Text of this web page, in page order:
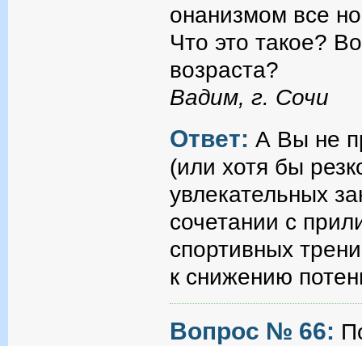
онанизмом все
Что это такое?
возраста?
Вадим, г. Сочи
Ответ: А Вы не
(или хотя бы
увлекательных
сочетании с
спортивных
к снижению
Вопрос № 66: